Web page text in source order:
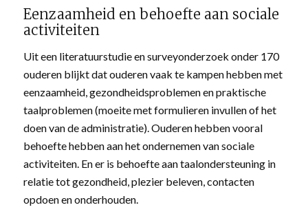
Eenzaamheid en behoefte aan sociale
activiteiten
Uit een literatuurstudie en surveyonderzoek onder 170
ouderen blijkt dat ouderen vaak te kampen hebben met
eenzaamheid, gezondheidsproblemen en praktische
taalproblemen (moeite met formulieren invullen of het
doen van de administratie). Ouderen hebben vooral
behoefte hebben aan het ondernemen van sociale
activiteiten. En er is behoefte aan taalondersteuning in
relatie tot gezondheid, plezier beleven, contacten
opdoen en onderhouden.